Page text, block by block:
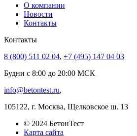
О компании
Новости
Контакты
Контакты
8 (800) 511 02 04, +7 (495) 147 04 03
Будни с 8:00 до 20:00 МСК
info@betontest.ru,
105122, г. Москва, Щелковское ш. 13
© 2024 БетонТест
Карта сайта